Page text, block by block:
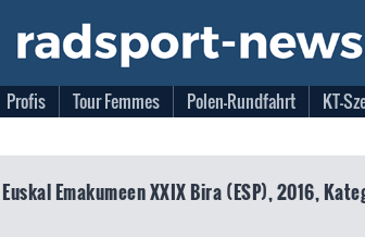
Profis Tour Femmes Polen-Rundfahrt KT-
Euskal Emakumeen XXIX Bira (ESP), 2016,